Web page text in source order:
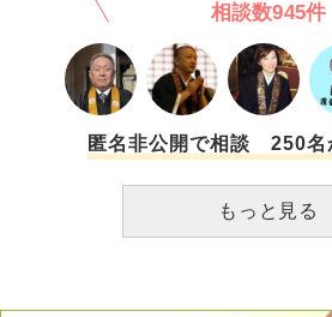
いでいきたい、故に学校へ入りたい
いしてきたことが「あなたならでき
行動に現してご覧なさい」と仏さま
結果、ひとつの望みが実現した一日
午後の次第まで進み、お席を立たれ
たね」と具合をお尋ねしたところ、
らくそちらも、治す方法がある、こ
直感した訳ですがまだまだ修行中な
相談数945件
匿名非公開で相談 250名
もっと見る